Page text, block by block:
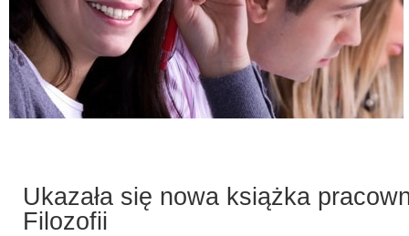
Ukazała się nowa książka
Filozofii